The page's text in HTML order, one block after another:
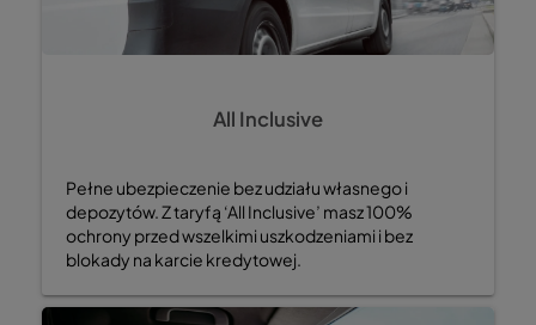
All Inclusive
Pełne ubezpieczenie bez udziału własnego i
depozytów. Z taryfą ‘All Inclusive’ masz 100%
ochrony przed wszelkimi uszkodzeniami i bez
blokady na karcie kredytowej.